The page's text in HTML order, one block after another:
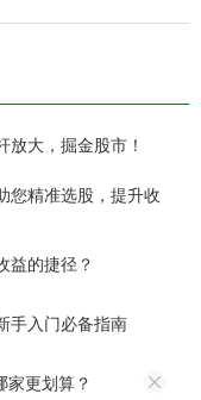
大，掘金股市！
您精准选股，提升收
收益的捷径？
手入门必备指南
更划算？